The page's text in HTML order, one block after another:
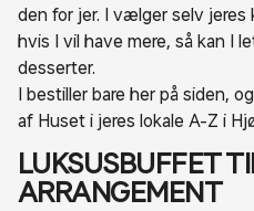
den for jer. I vælger selv jeres
hvis I vil have mere, så kan I
desserter.
I bestiller bare her på siden,
af Huset i jeres lokale A-Z i
LUKSUSBUFFET
ARRANGEMENT